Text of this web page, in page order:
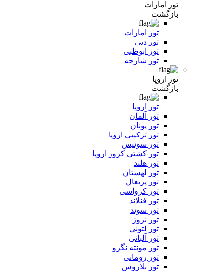
تور امارات
بازگشت
تور امارات
تور دبی
تور ابوظبی
تور شارجه
تور اروپا
بازگشت
تور اروپا
تور آلمان
تور یونان
تور ترکیبی اروپا
تور سوئیس
تور کشتی کروز اروپا
تور هلند
تور لهستان
تور پرتغال
تور کرواسی
تور فنلاند
تور سوئد
تور نروژ
تور لتونی
تور آلبانی
تور مونته نگرو
تور رومانی
تور بلاروس